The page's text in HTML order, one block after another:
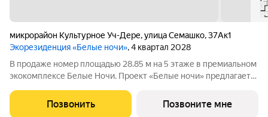
микрорайон Культурное Уч-Дере,улица Семашко,37Ак1
Экорезиденция «Белые ночи», 4 квартал 2028
В продаже номер площадью 28.85 м на 5 этаже в премиальном
экокомплексе Белые Ночи. Проект «Белые ночи» предлагает
поддерживает долголетие. Всё устроено так, чтобы телу было
легко включаться в
Позвонить Позвоните мне